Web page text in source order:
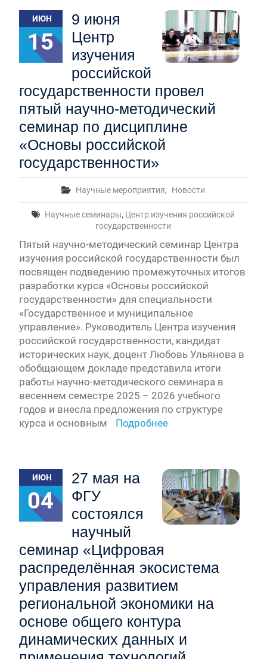
Конкурсные списки лиц, прошедших
вступительные испытания в МГУ имени
М.В.Ломоносова в 2026 году по каждому
конкурсу (ранжированные списки поступающих)
Вячеслав Никонов в программе «Большая игра» —
Первый канал, 24.07.2026. Часть 1-2
Вячеслав Никонов в программе «Большая игра» —
Первый канал, 06.08.2026. Часть 1-3
Вячеслав Никонов в программе «Большая игра»
— Первый канал, 05.08.2026. Часть 1-3
ИЮН
15
9 июня
Центр
изучения
российской
государственности провел
пятый научно-методический
семинар по дисциплине
«Основы российской
государственности»
Научные мероприятия, Новости
Научные семинары, Центр изучения российской
государственности
Пятый научно-методический семинар Центра
изучения российской государственности был
посвящен подведению промежуточных итогов
разработки курса «Основы российской
государственности» для специальности
«Государственное и муниципальное
управление». Руководитель Центра изучения
российской государственности, кандидат
исторических наук, доцент Любовь Ульянова в
обобщающем докладе представила итоги
работы научно-методического семинара в
весеннем семестре 2025 – 2026 учебного
годов и внесла предложения по структуре
курса и основным
Подробнее
ИЮН
04
27 мая на
ФГУ
состоялся
научный
семинар «Цифровая
распределённая экосистема
управления развитием
региональной экономики на
основе общего контура
динамических данных и